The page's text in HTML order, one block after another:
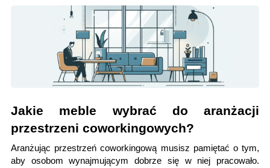
Jakie meble wybrać do aranżacji
przestrzeni coworkingowych?
Aranżując przestrzeń coworkingową musisz pamiętać o tym,
aby osobom wynajmującym dobrze się w niej pracowało.